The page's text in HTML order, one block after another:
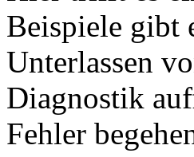
Beispiele gibt
Unterlassen
Diagnostik
Fehler